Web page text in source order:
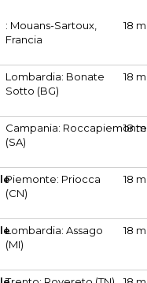
: Mouans-Sartoux,
Francia
18 m
Lombardia: Bonate
Sotto (BG)
18 m
Campania: Roccapiemonte
(SA)
18 m
Piemonte: Priocca
(CN)
18 m
Lombardia: Assago
(MI)
18 m